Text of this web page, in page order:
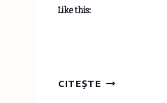
Like this:
CITEȘTENOUTĂȚI